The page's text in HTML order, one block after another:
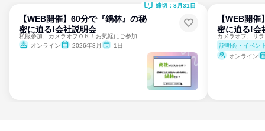
【WEB開催】60分で『鍋林』の秘
密に迫る!会社説明会
オンライン
2026年8月 1日
締切：8月31日
【WEB開
密に迫る!会
カメラオフ、リ
説明会・イベン
オンライン